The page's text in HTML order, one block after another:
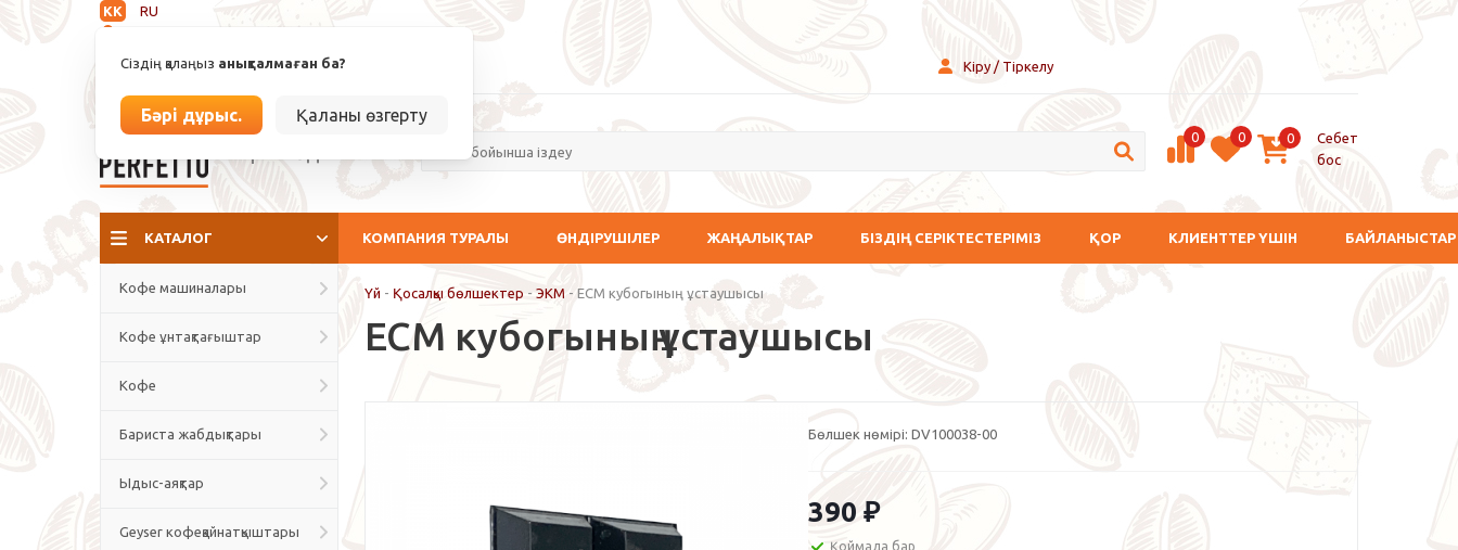
KK
RU
Сіздің қалаңыз анықталмаған ба?
Бәрі дұрыс. Қаланы өзгерту
info@espressoperfetto.kz Кіру / Тіркелу
0 0 0
Себет
бос
КАТАЛОГ КОМПАНИЯ ТУРАЛЫ ӨНДІРУШІЛЕР ЖАҢАЛЫҚТАР БІЗДІҢ СЕРІКТЕСТЕРІМІЗ ҚОР КЛИЕНТТЕР ҮШІН БАЙЛАНЫСТАР
Кофе машиналары
Кофе ұнтақтағыштар
Кофе
Бариста жабдықтары
Ыдыс-аяқтар
Geyser кофеқайнатқыштары
Үй - Қосалқы бөлшектер - ЭКМ - ECM кубогының ұстаушысы
ECM кубогының ұстаушысы
Бөлшек нөмірі: DV100038-00
390 ₽
Қоймада бар